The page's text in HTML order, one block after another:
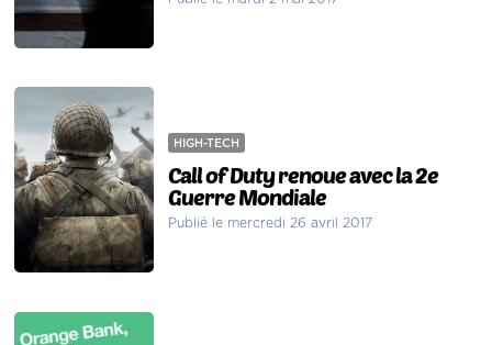
HIGH-TECH
Call of Duty renoue avec la 2e
Guerre Mondiale
Publié le mercredi 26 avril 2017